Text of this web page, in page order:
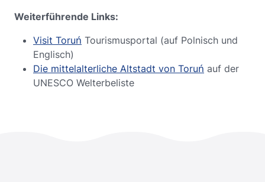
Weiterführende Links:
Visit Toruń Tourismusportal (auf Polnisch und
Englisch)
Die mittelalterliche Altstadt von Toruń auf der
UNESCO Welterbeliste